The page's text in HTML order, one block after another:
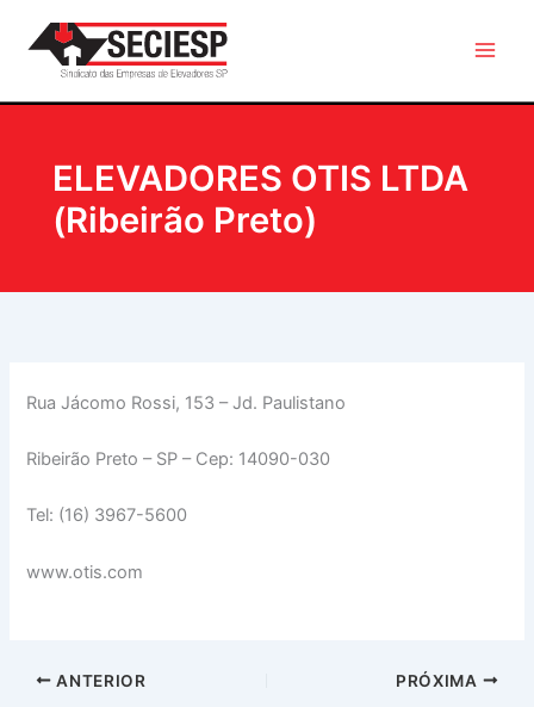
para
conteúdo
ELEVADORES OTIS LTDA
(Ribeirão Preto)
Rua Jácomo Rossi, 153 – Jd. Paulistano
Ribeirão Preto – SP – Cep: 14090-030
Tel: (16) 3967-5600
www.otis.com
ANTERIOR PRÓXIMA